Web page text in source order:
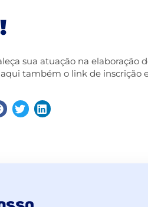
sua atuação na elaboração
aqui também o link de